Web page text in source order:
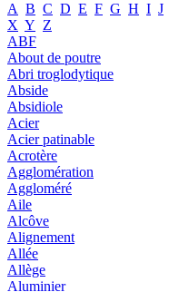
A B C D E F G H I J
X Y Z
ABF
About de poutre
Abri troglodytique
Abside
Absidiole
Acier
Acier patinable
Acrotère
Agglomération
Aggloméré
Aile
Alcôve
Alignement
Allée
Allège
Aluminier